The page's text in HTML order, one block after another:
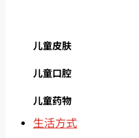
儿童皮肤
儿童口腔
儿童药物
生活方式